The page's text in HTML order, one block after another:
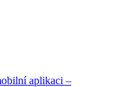
aplikaci –